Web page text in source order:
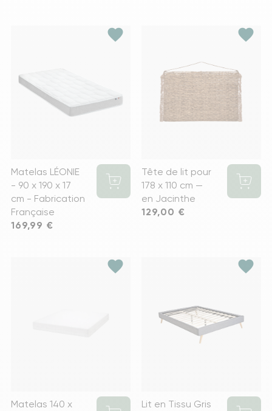
favorite
Matelas LÉONIE
- 90 x 190 x 17
cm - Fabrication
Française
Prix
169,99 €
favorite
Tête de lit pour
178 x 110 cm —
en Jacinthe
Prix
129,00 €
favorite
Matelas 140 x
favorite
Lit en Tissu Gris